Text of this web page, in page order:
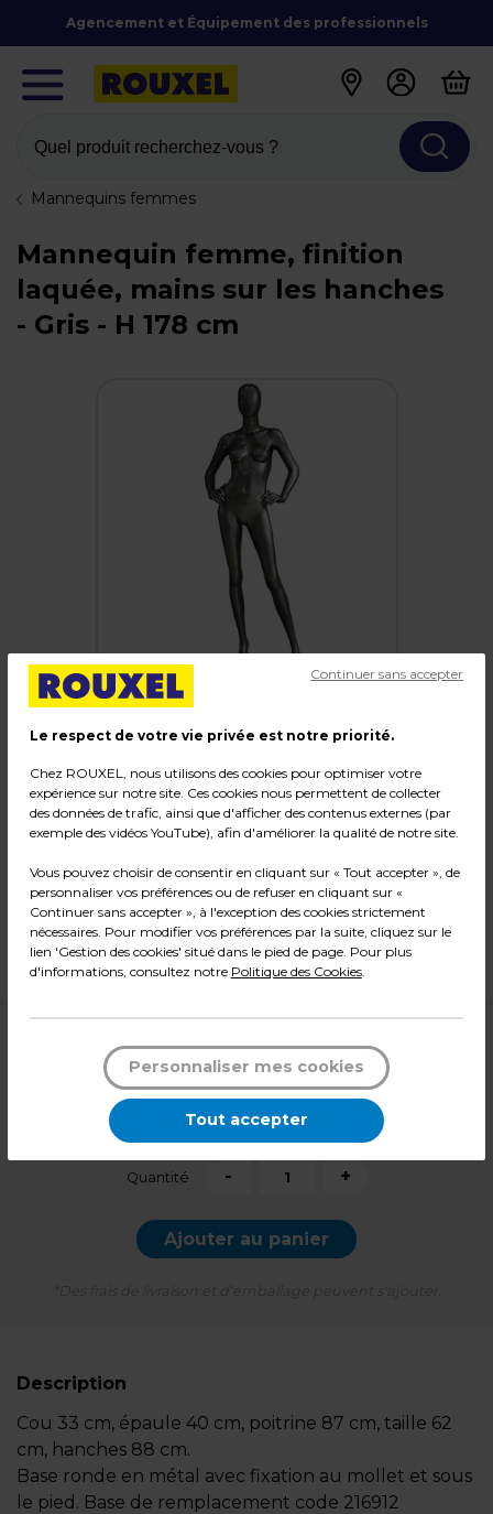
Agencement et Équipement des professionnels
Quel produit recherchez-vous ?
Mannequins femmes
Mannequin femme, finition
laquée, mains sur les hanches
- Gris - H 178 cm
Mannequin femme, finition laquée, mains sur
les hanches
Couleur : Gris
Matière : Fibre de verre
Dimensions : H 178 cm
Poids : 14,00 kg
209,99€ HT
251,99€ TTC*
l'unité
Quantité - +
Ajouter au panier
Description
Cou 33 cm, épaule 40 cm, poitrine 87 cm, taille 62
cm, hanches 88 cm.
Base ronde en métal avec fixation au mollet et sous
le pied. Base de remplacement code 216912
Le respect de votre vie privée est notre priorité.
Chez ROUXEL, nous utilisons des cookies pour optimiser votre
expérience sur notre site. Ces cookies nous permettent de collecter
des données de trafic, ainsi que d'afficher des contenus externes (par
exemple des vidéos YouTube), afin d'améliorer la qualité de notre site.
Vous pouvez choisir de consentir en cliquant sur « Tout accepter », de
personnaliser vos préférences ou de refuser en cliquant sur «
Continuer sans accepter », à l'exception des cookies strictement
nécessaires. Pour modifier vos préférences par la suite, cliquez sur le
lien 'Gestion des cookies' situé dans le pied de page. Pour plus
d'informations, consultez notre Politique des Cookies.
Continuer sans accepter
Personnaliser mes cookies
Tout accepter